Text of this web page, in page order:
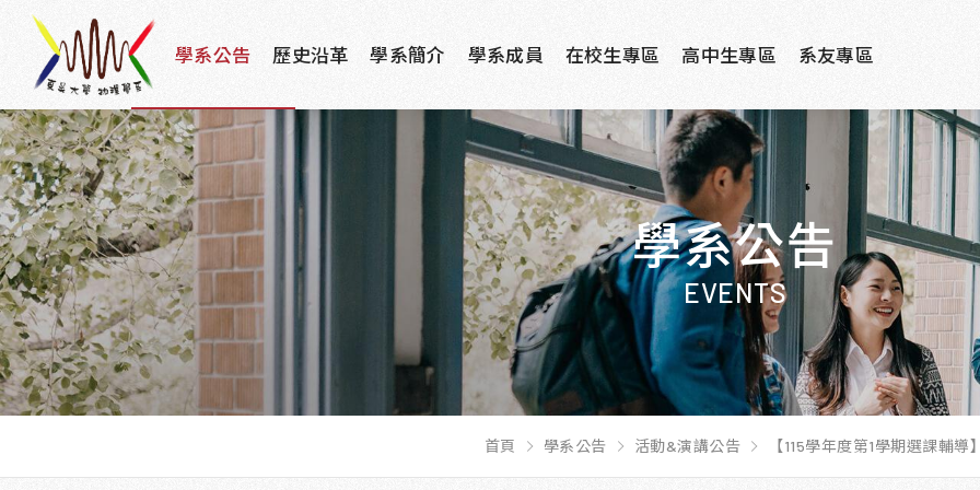
學系公告 歷史沿革 學系簡介 學系成員 在校生專區 高中生專區 系友專區
學系公告
EVENTS
首頁 學系公告 活動&演講公告 【115學年度第1學期選課輔導